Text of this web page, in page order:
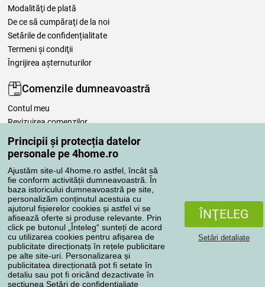
Principii și protecția datelor
personale pe 4home.ro
Ajustăm site-ul 4home.ro astfel, încât să
fie conform activității dumneavoastră. În
baza istoricului dumneavoastră pe site,
personalizăm conținutul acestuia cu
ajutorul fișierelor cookies și astfel vi se
afisează oferte si produse relevante. Prin
click pe butonul „Înteleg“ sunteți de acord
cu utilizarea cookies pentru afișarea de
publicitate direcționatș în rețele publicitare
pe alte site-uri. Personalizarea și
publicitatea direcționată pot fi setate în
detaliu sau pot fi oricând dezactivate în
secțiunea Setări de confidențialiate
ÎNŢELEG
Setări detaliate
Modalităţi de plată
De ce să cumpăraţi de la noi
Setările de confidențialitate
Termeni şi condiţii
Îngrijirea așternuturilor
Comenzile dumneavoastră
Contul meu
Revizuirea comenzilor
Reclamaţii
Retragere de la contract
Regulile de procesare a recenziilor
Metode de transport
Metode de plată
Magazin de încredere